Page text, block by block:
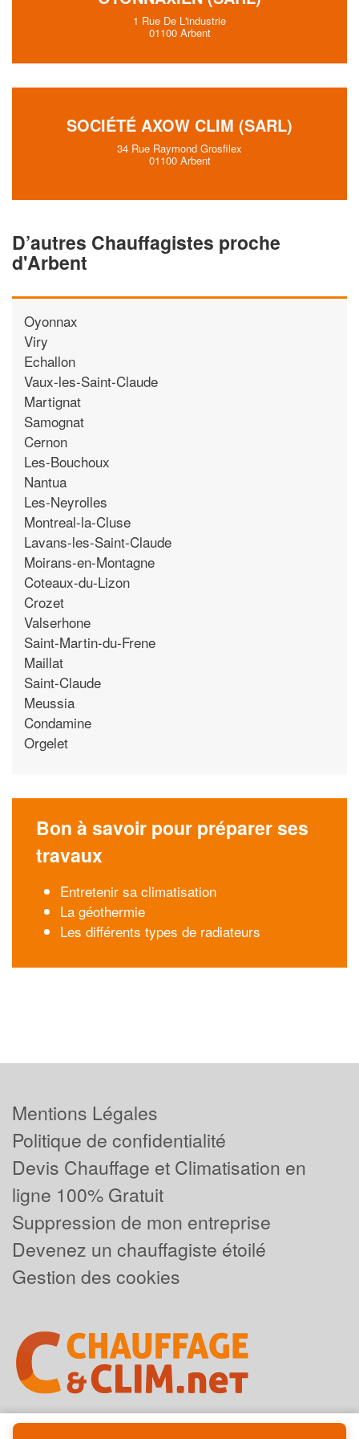
1 Rue De L'industrie
01100 Arbent
SOCIÉTÉ AXOW CLIM (SARL)
34 Rue Raymond Grosfilex
01100 Arbent
D’autres Chauffagistes proche
d'Arbent
Oyonnax
Viry
Echallon
Vaux-les-Saint-Claude
Martignat
Samognat
Cernon
Les-Bouchoux
Nantua
Les-Neyrolles
Montreal-la-Cluse
Lavans-les-Saint-Claude
Moirans-en-Montagne
Coteaux-du-Lizon
Crozet
Valserhone
Saint-Martin-du-Frene
Maillat
Saint-Claude
Meussia
Condamine
Orgelet
Bon à savoir pour préparer ses
travaux
Entretenir sa climatisation
La géothermie
Les différents types de radiateurs
Mentions Légales
Politique de confidentialité
Devis Chauffage et Climatisation en
ligne 100% Gratuit
Suppression de mon entreprise
Devenez un chauffagiste étoilé
Gestion des cookies